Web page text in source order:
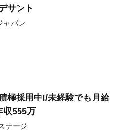
サント
ャパン
極採用中!/未経験でも月給
収555万
テージ